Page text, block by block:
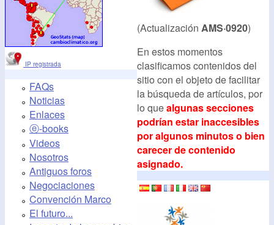
IP registrada
FAQs
Noticias
Enlaces
ⓔ-books
Videos
Nosotros
Antiguos foros
Negociaciones
Convención Marco
El futuro...
(Actualización AMS·0920)
En estos momentos
clasificamos contenidos del
sitio con el objeto de facilitar
la búsqueda de artículos, por
lo quealgunas secciones
podrían estar inaccesibles
por algunos minutos o bien
carecer de contenido
asignado.